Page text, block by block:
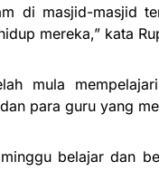
di masjid-masjid
mereka,” kata
mula
para guru yang
belajar dan